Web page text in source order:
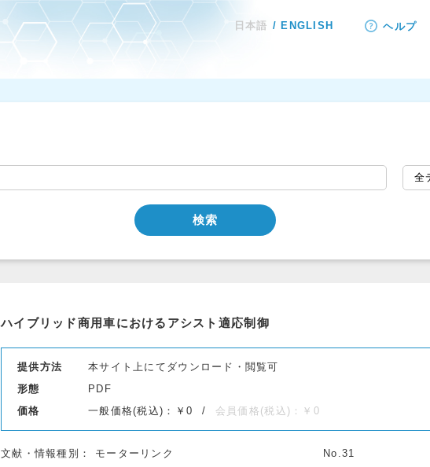
日本語 ENGLISH ヘルプ
検索
ハイブリッド商用車におけるアシスト適応制御
提供方法
本サイト上にてダウンロード・閲覧可
形態
PDF
価格
一般価格(税込)：￥0 会員価格(税込)：￥0
文献・情報種別 モーターリンク
No.31